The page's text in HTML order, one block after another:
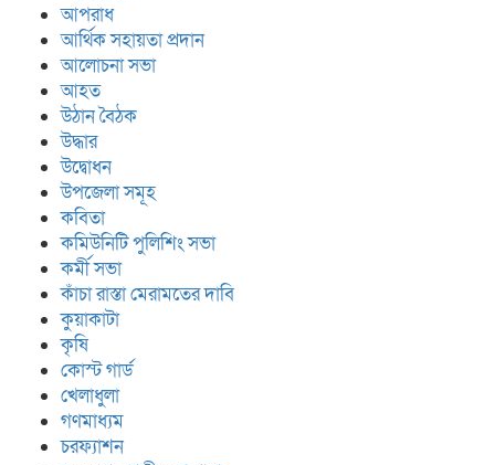
আপরাধ
আর্থিক সহায়তা প্রদান
আলোচনা সভা
আহত
উঠান বৈঠক
উদ্ধার
উদ্বোধন
উপজেলা সমূহ
কবিতা
কমিউনিটি পুলিশিং সভা
কর্মী সভা
কাঁচা রাস্তা মেরামতের দাবি
কুয়াকাটা
কৃষি
কোস্ট গার্ড
খেলাধুলা
গণমাধ্যম
চরফ্যাশন